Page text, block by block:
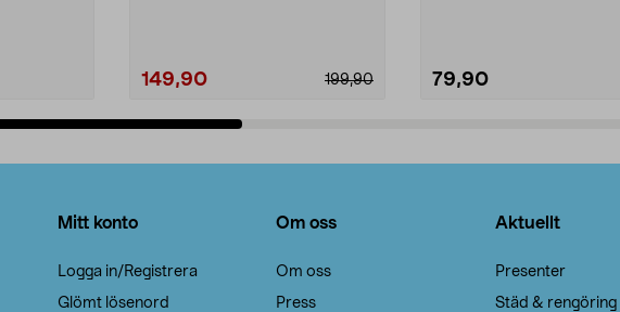
199,90
149,90 79,90
Mitt konto
Logga in/Registrera
Glömt lösenord
Om oss
Om oss
Press
Aktuellt
Presenter
Städ & rengöring